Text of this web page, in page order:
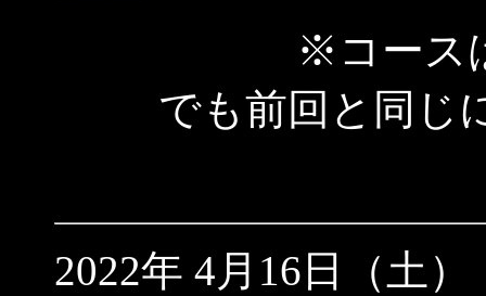
※コース
でも前回と同じ
2022年 4月16日（土）